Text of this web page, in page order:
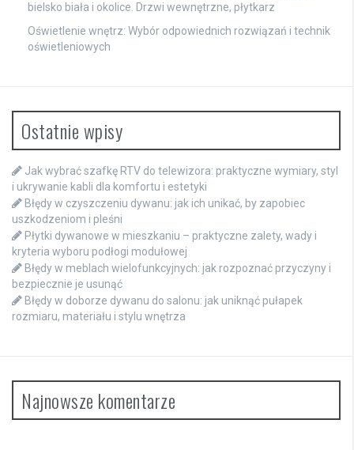
bielsko biała i okolice. Drzwi wewnętrzne, płytkarz
Oświetlenie wnętrz: Wybór odpowiednich rozwiązań i technik
oświetleniowych
Ostatnie wpisy
Jak wybrać szafkę RTV do telewizora: praktyczne wymiary, styl
i ukrywanie kabli dla komfortu i estetyki
Błędy w czyszczeniu dywanu: jak ich unikać, by zapobiec
uszkodzeniom i pleśni
Płytki dywanowe w mieszkaniu – praktyczne zalety, wady i
kryteria wyboru podłogi modułowej
Błędy w meblach wielofunkcyjnych: jak rozpoznać przyczyny i
bezpiecznie je usunąć
Błędy w doborze dywanu do salonu: jak uniknąć pułapek
rozmiaru, materiału i stylu wnętrza
Najnowsze komentarze